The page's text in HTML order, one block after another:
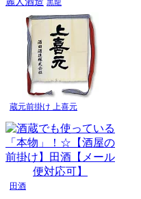
黒龍
蔵元前掛け 上喜元
田酒